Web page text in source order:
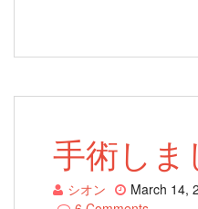
手術しま
シオン March 14,